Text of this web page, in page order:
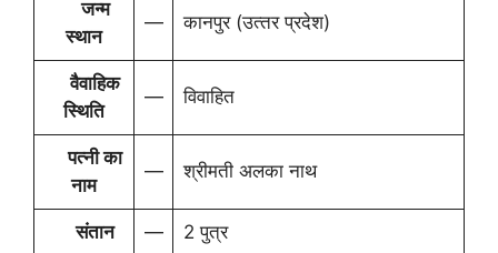
जन्म
स्थान
— कानपुर (उत्‍तर प्रदेश)
वैवाहिक
स्थिति
— विवाहित
पत्नी का
नाम
— श्रीमती अलका नाथ
संतान — 2 पुत्र